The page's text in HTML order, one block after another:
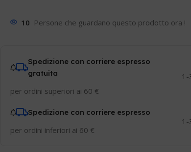
10 Persone che guardano questo prodotto ora !
Spedizione con corriere espresso
gratuita
per ordini superiori ai 60 €
1-
Spedizione con corriere espresso
per ordini inferiori ai 60 €
1-